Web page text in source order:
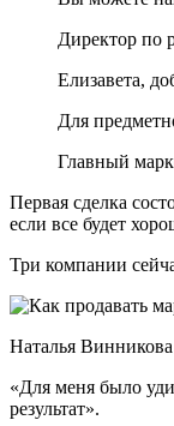
Директор по
Елизавета,
Для
Главный
Первая сделка
если все будет
Три компании
Наталья
«Для меня было
результат».